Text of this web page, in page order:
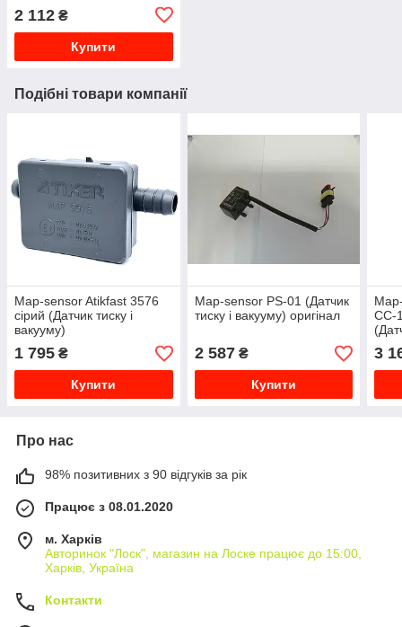
2 112 ₴
Купити
Подібні товари компанії
Map-sensor Atikfast 3576
сірий (Датчик тиску і
вакууму)
1 795 ₴
Купити
Map-sensor PS-01 (Датчик
тиску і вакууму) оригінал
2 587₴
Купити
CC-
3
Про нас
98% позитивних з 90 відгуків за рік
Працює з 08.01.2020
м. Харків
Авторинок "Лоск", магазин на Лоске працює до 15:00,
Харків, Україна
Контакти